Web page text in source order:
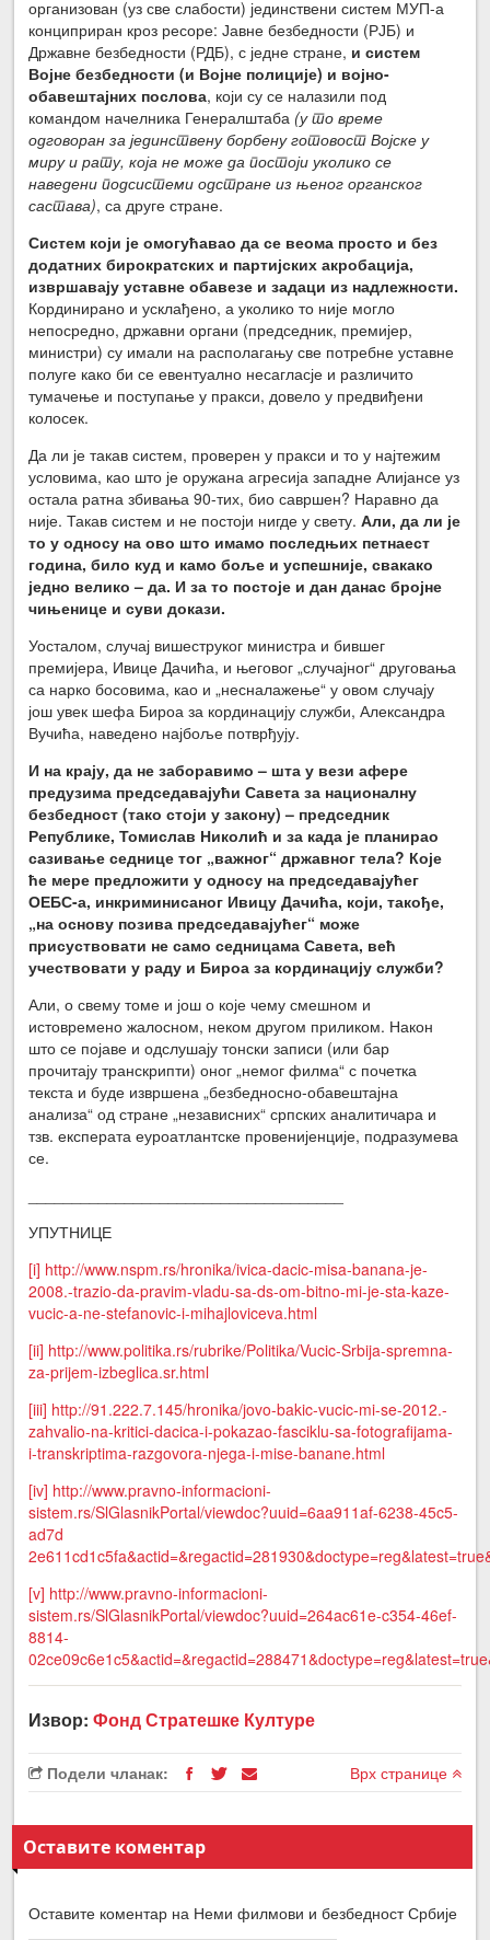
организован (уз све слабости) јединствени систем МУП-а
конциприран кроз ресоре: Јавне безбедности (РЈБ) и
Државне безбедности (РДБ), с једне стране, и систем
Војне безбедности (и Војне полиције) и војно-
обавештајних послова, који су се налазили под
командом начелника Генералштаба (у то време
одговоран за јединствену борбену готовост Војске у
миру и рату, која не може да постоји уколико се
наведени подсистеми одстране из њеног органског
састава), са друге стране.
Систем који је омогућавао да се веома просто и без
додатних бирократских и партијских акробација,
извршавају уставне обавезе и задаци из надлежности.
Кординирано и усклађено, а уколико то није могло
непосредно, државни органи (председник, премијер,
министри) су имали на располагању све потребне уставне
полуге како би се евентуално несагласје и различито
тумачење и поступање у пракси, довело у предвиђени
колосек.
Да ли је такав систем, проверен у пракси и то у најтежим
условима, као што је оружана агресија западне Алијансе уз
остала ратна збивања 90-тих, био савршен? Наравно да
није. Такав систем и не постоји нигде у свету.Али, да ли је
то у односу на ово што имамо последњих петнаест
година, било куд и камо боље и успешније, свакако
једно велико – да. И за то постоје и дан данас бројне
чињенице и суви докази.
Уосталом, случај вишеструког министра и бившег
премијера, Ивице Дачића, и његовог „случајног“ друговања
са нарко босовима, као и „несналажење“ у овом случају
још увек шефа Бироа за кординацију служби, Александра
Вучића, наведено најбоље потврђују.
И на крају, да не заборавимо – шта у вези афере
предузима председавајући Савета за националну
безбедност (тако стоји у закону) – председник
Републике, Томислав Николић и за када је планирао
сазивање седнице тог „важног“ државног тела? Које
ће мере предложити у односу на председавајућег
ОЕБС-а, инкриминисаног Ивицу Дачића, који, такође,
„на основу позива председавајућег“ може
присуствовати не само седницама Савета, већ
учествовати у раду и Бироа за кординацију служби?
Али, о свему томе и још о које чему смешном и
истовремено жалосном, неком другом приликом. Након
што се појаве и одслушају тонски записи (или бар
прочитају транскрипти) оног „немог филма“ с почетка
текста и буде извршена „безбедносно-обавештајна
анализа“ од стране „независних“ српских аналитичара и
тзв. експерата еуроатлантске провенијенције, подразумева
се.
УПУТНИЦЕ
[i] http://www.nspm.rs/hronika/ivica-dacic-misa-banana-je-
2008.-trazio-da-pravim-vladu-sa-ds-om-bitno-mi-je-sta-kaze-
vucic-a-ne-stefanovic-i-mihajloviceva.html
[ii] http://www.politika.rs/rubrike/Politika/Vucic-Srbija-spremna-
za-prijem-izbeglica.sr.html
[iii] http://91.222.7.145/hronika/jovo-bakic-vucic-mi-se-2012.-
zahvalio-na-kritici-dacica-i-pokazao-fasciklu-sa-fotografijama-
i-transkriptima-razgovora-njega-i-mise-banane.html
[iv] http://www.pravno-informacioni-
sistem.rs/SlGlasnikPortal/viewdoc?uuid=6aa911af-6238-45c5-
ad7d
[v] http://www.pravno-informacioni-
sistem.rs/SlGlasnikPortal/viewdoc?uuid=264ac61e-c354-46ef-
8814-
Извор:Фонд Стратешке Културе
Подели чланак: Врх странице
Оставите коментар
Оставите коментар на Неми филмови и безбедност Србије